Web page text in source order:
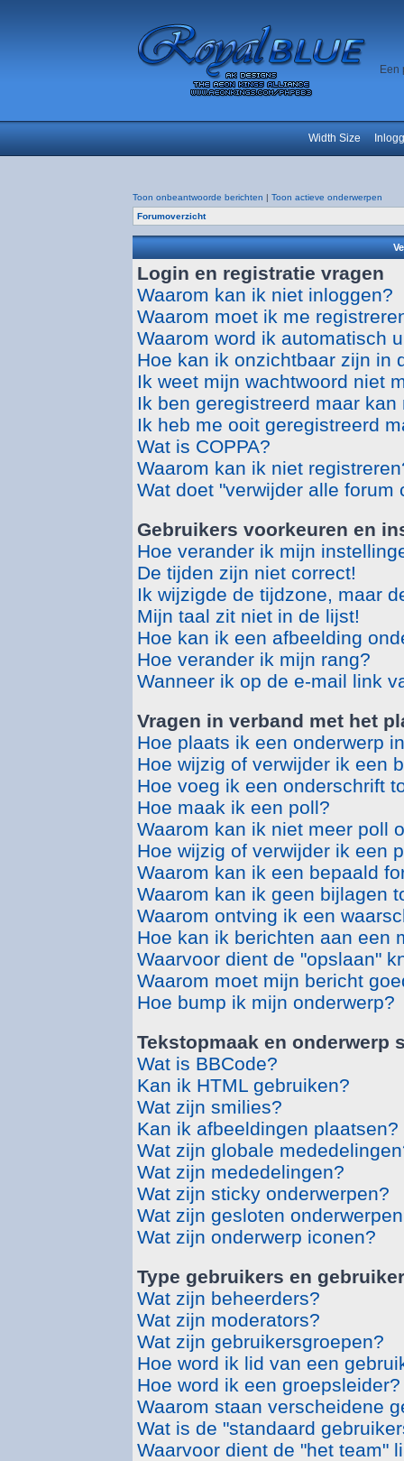
Een
Width Size
Toon onbeantwoorde berichten | Toon actieve onderwerpen
Forumoverzicht
Login en registratie vragen
Waarom kan ik niet inloggen?
Waarom moet ik me
Waarom word ik automatisch
Hoe kan ik onzichtbaar zijn in
Ik weet mijn wachtwoord niet
Ik ben geregistreerd maar kan
Ik heb me ooit geregistreerd
Wat is COPPA?
Waarom kan ik niet
Wat doet "verwijder alle forum
Gebruikers voorkeuren en
Hoe verander ik mijn
De tijden zijn niet correct!
Ik wijzigde de tijdzone, maar
Mijn taal zit niet in de lijst!
Hoe kan ik een afbeelding
Hoe verander ik mijn rang?
Wanneer ik op de e-mail link
Vragen in verband met het
Hoe plaats ik een onderwerp
Hoe wijzig of verwijder ik een
Hoe voeg ik een onderschrift
Hoe maak ik een poll?
Waarom kan ik niet meer poll
Hoe wijzig of verwijder ik een
Waarom kan ik een bepaald
Waarom kan ik geen bijlagen
Waarom ontving ik een
Hoe kan ik berichten aan een
Waarvoor dient de "opslaan"
Waarom moet mijn bericht
Hoe bump ik mijn onderwerp?
Tekstopmaak en onderwerp
Wat is BBCode?
Kan ik HTML gebruiken?
Wat zijn smilies?
Kan ik afbeeldingen plaatsen?
Wat zijn globale
Wat zijn mededelingen?
Wat zijn sticky onderwerpen?
Wat zijn gesloten
Wat zijn onderwerp iconen?
Type gebruikers en
Wat zijn beheerders?
Wat zijn moderators?
Wat zijn gebruikersgroepen?
Hoe word ik lid van een
Hoe word ik een groepsleider?
Waarom staan verscheidene
Wat is de "standaard
Waarvoor dient de "het team"